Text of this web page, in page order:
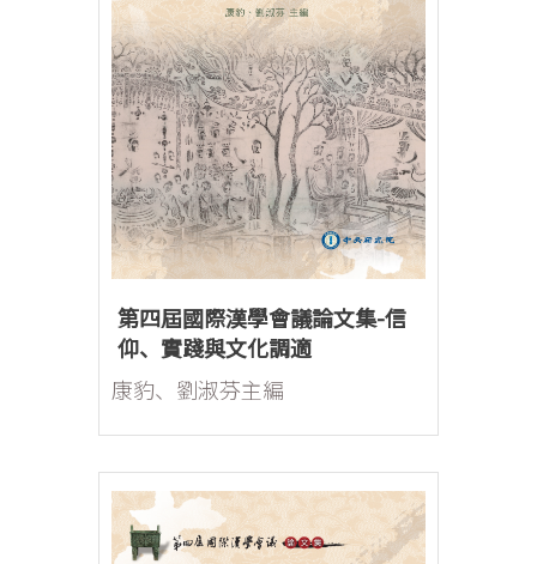
第四屆國際漢學會議論文集-信
仰、實踐與文化調適
康豹、劉淑芬主編